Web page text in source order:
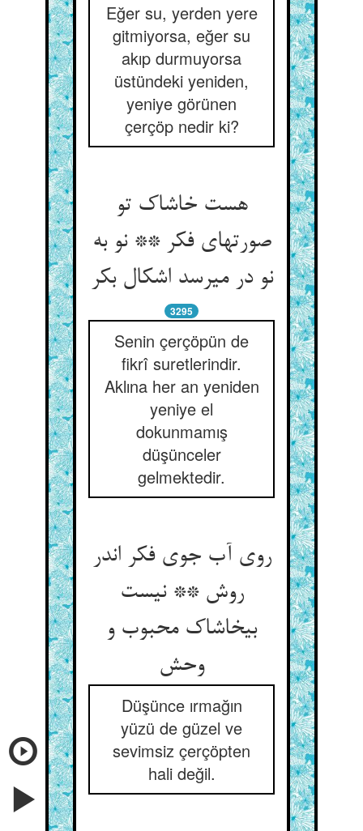
Eğer su, yerden yere
gitmiyorsa, eğer su
akıp durmuyorsa
üstündeki yeniden,
yeniye görünen
çerçöp nedir ki?
هست خاشاک تو
صورتهای فکر ** نو به
نو در می‏رسد اشکال بکر
3295
Senin çerçöpün de
fikrî suretlerindir.
Aklına her an yeniden
yeniye el
dokunmamış
düşünceler
gelmektedir.
روی آب جوی فکر اندر
روش ** نیست
بی‏خاشاک محبوب و
وحش‏
Düşünce ırmağın
yüzü de güzel ve
sevimsiz çerçöpten
hali değil.